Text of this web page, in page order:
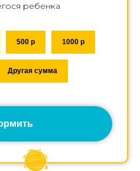
ребенка
500 р 1000 р
Другая сумма